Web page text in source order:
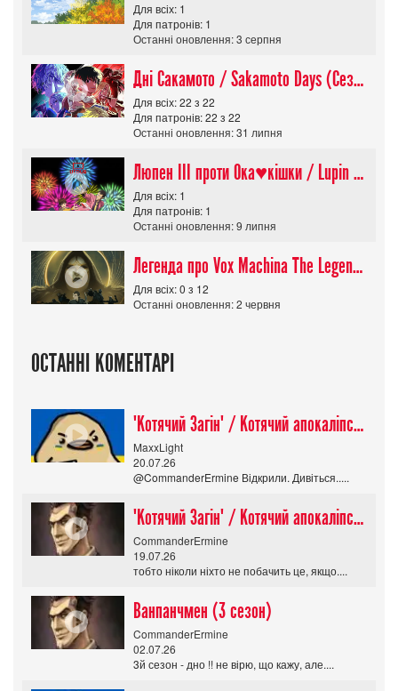
Для всіх: 1
Для патронів: 1
Останні оновлення: 3 серпня
Дні Сакамото / Sakamoto Days (Сезон 1)
Для всіх: 22 з 22
Для патронів: 22 з 22
Останні оновлення: 31 липня
Люпен ІІІ проти Ока♥кішки / Lupin III vs Cats Eye Movie
Для всіх: 1
Для патронів: 1
Останні оновлення: 9 липня
Легенда про Vox Machina The Legend of Vox Machina (Сезон 4)
Для всіх: 0 з 12
Останні оновлення: 2 червня
ОСТАННІ КОМЕНТАРІ
"Котячий Загін" / Котячий апокаліпсис / Cat Shit One
MaxxLight
20.07.26
@CommanderErmine Відкрили. Дивіться.....
"Котячий Загін" / Котячий апокаліпсис / Cat Shit One
CommanderErmine
19.07.26
тобто ніколи ніхто не побачить це, якщо....
Ванпанчмен (3 сезон)
CommanderErmine
02.07.26
3й сезон - дно !! не вірю, що кажу, але....